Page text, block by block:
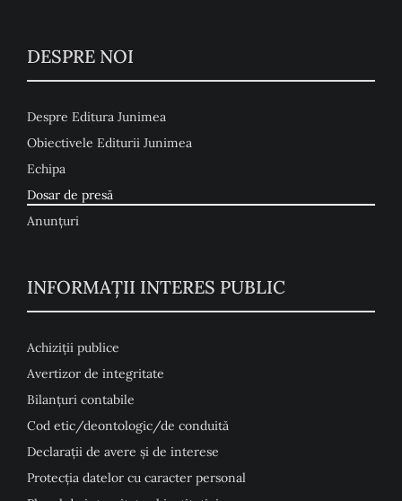
DESPRE NOI
Despre Editura Junimea
Obiectivele Editurii Junimea
Echipa
Dosar de presă
Anunţuri
INFORMAȚII INTERES PUBLIC
Achiziții publice
Avertizor de integritate
Bilanțuri contabile
Cod etic/deontologic/de conduită
Declarații de avere și de interese
Protecția datelor cu caracter personal